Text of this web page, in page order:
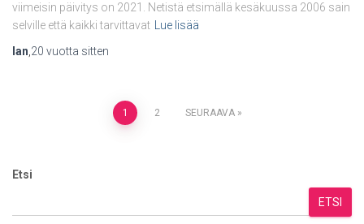
viimeisin päivitys on 2021. Netistä etsimällä kesäkuussa 2006 sain
selville että kaikki tarvittavat Lue lisää
Ian,20 vuotta sitten
Artikkelien1 2 SEURAAVA
Etsi
ETSI